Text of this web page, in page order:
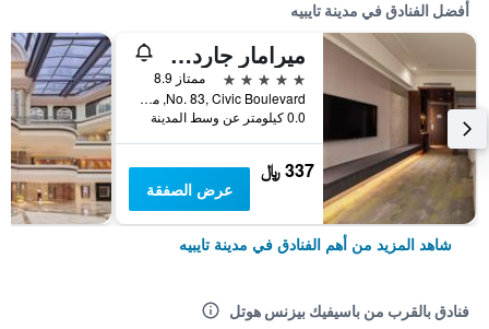
أفضل الفنادق في مدينة تايبيه
ميرامار جاردن تابييه
5 نجوم
ممتاز 8.9
No. 83, Civic Boulevard, مدينة تايبيه, تايوان
0.0 كيلومتر عن وسط المدينة
337 ﷼
عرض الصفقة
شاهد المزيد من أهم الفنادق في مدينة تايبيه
فنادق بالقرب من باسيفيك بيزنس هوتل